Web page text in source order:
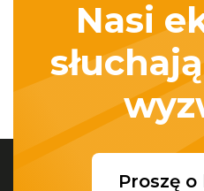
Nasi
Proszę